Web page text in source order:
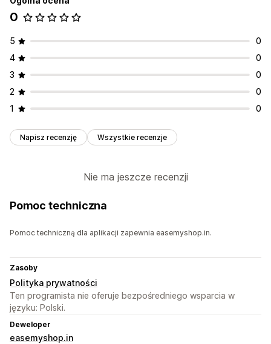
0
5
0
4
0
3
0
2
0
1
0
Napisz recenzję Wszystkie recenzje
Nie ma jeszcze recenzji
Pomoc techniczna
Pomoc techniczną dla aplikacji zapewnia easemyshop.in.
Zasoby
Polityka prywatności
Ten programista nie oferuje bezpośredniego wsparcia w
języku: Polski.
Deweloper
easemyshop.in